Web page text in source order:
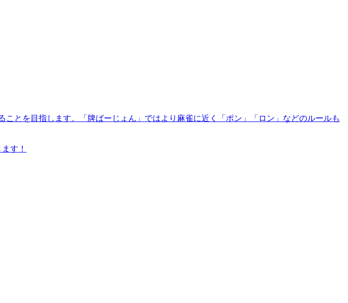
とを目指します。「牌ばーじょん」ではより麻雀に近く「ポン」「ロン」などのルールも
す！